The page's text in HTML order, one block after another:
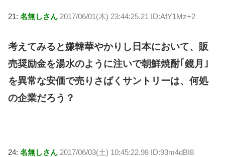
21: 名無しさん 2017/06/01(木) 23:44:25.21 ID:AfY1Mz+2
考えてみると嫌韓華やかりし日本において、販
売奨励金を湯水のように注いで朝鮮焼酎｢鏡月｣
を異常な安価で売りさばくサントリーは、何処
の企業だろう？
24: 名無しさん 2017/06/03(土) 10:45:22.98 ID:93m4dBI8